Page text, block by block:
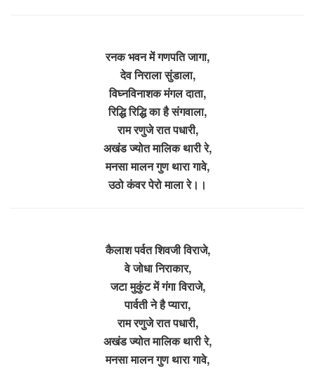
रनक भवन में गणपति जागा,
देव निराला सुंडाला,
विघ्नविनाशक मंगल दाता,
रिद्धि रिद्धि का है संगवाला,
राम रणुजे रात पधारी,
अखंड ज्योत मालिक थारी रे,
मनसा मालन गुण थारा गावे,
उठो कंवर पेरो माला रे।।
कैलाश पर्वत शिवजी विराजे,
वे जोधा निराकार,
जटा मुकुंट में गंगा विराजे,
पार्वती ने है प्यारा,
राम रणुजे रात पधारी,
अखंड ज्योत मालिक थारी रे,
मनसा मालन गुण थारा गावे,